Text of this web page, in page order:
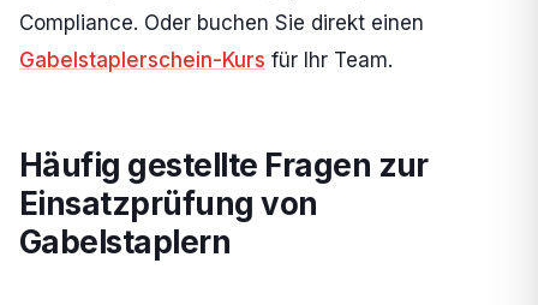
Compliance. Oder buchen Sie direkt einen
Gabelstaplerschein-Kurs für Ihr Team.
Häufig gestellte Fragen zur
Einsatzprüfung von
Gabelstaplern